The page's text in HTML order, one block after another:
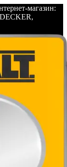
магазин: